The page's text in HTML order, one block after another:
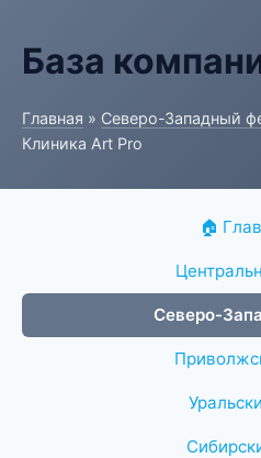
База
Главная » Северо-Западный
Клиника Art Pro
🏠
Северо-